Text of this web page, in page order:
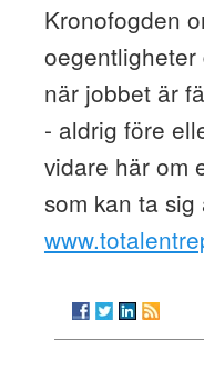
Kronofogden
när jobbet är
- aldrig före
vidare här om
som kan ta